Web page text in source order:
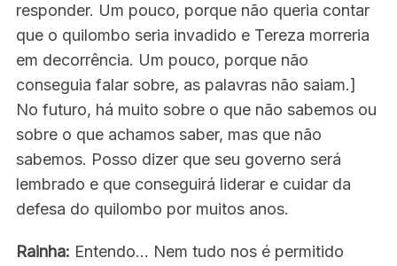
responder. Um pouco, porque não queria contar
que o quilombo seria invadido e Tereza morreria
em decorrência. Um pouco, porque não
conseguia falar sobre, as palavras não saiam.]
No futuro, há muito sobre o que não sabemos ou
sobre o que achamos saber, mas que não
sabemos. Posso dizer que seu governo será
lembrado e que conseguirá liderar e cuidar da
defesa do quilombo por muitos anos.
Rainha: Entendo… Nem tudo nos é permitido